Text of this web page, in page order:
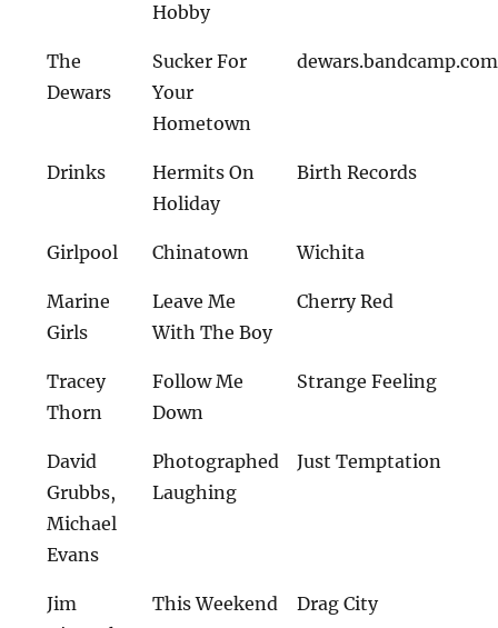
Hobby
The
Dewars
Sucker For
Your
Hometown
dewars.bandcamp.com
Drinks
Hermits On
Holiday
Birth Records
Girlpool Chinatown Wichita
Marine
Girls
Leave Me
With The Boy
Cherry Red
Tracey
Thorn
Follow Me
Down
Strange Feeling
David
Grubbs,
Michael
Evans
Photographed
Laughing
Just Temptation
Jim
This Weekend Drag City